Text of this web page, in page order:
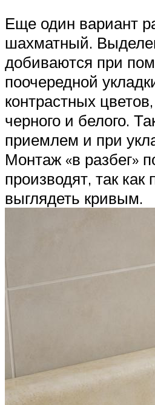
Еще один вариант
шахматный.
добиваются при
поочередной
контрастных
черного и белого.
приемлем и при
Монтаж «в разбег»
производят, так как
выглядеть кривым.